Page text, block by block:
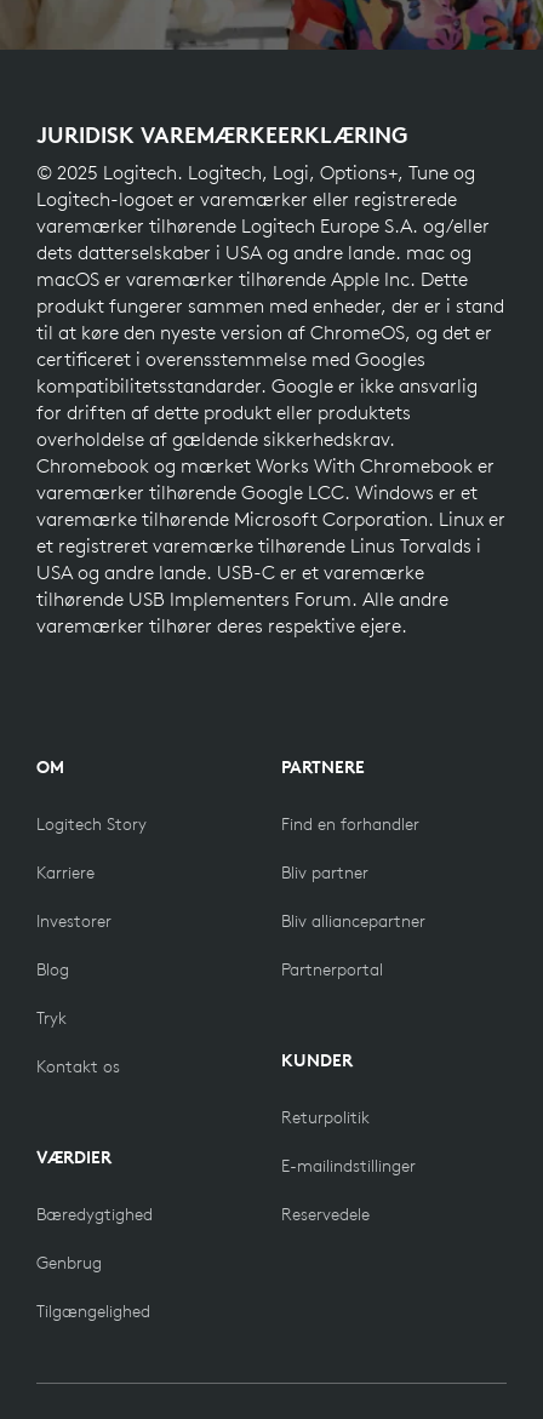
JURIDISK VAREMÆRKEERKLÆRING
© 2025 Logitech. Logitech, Logi, Options+, Tune og
Logitech-logoet er varemærker eller registrerede
varemærker tilhørende Logitech Europe S.A. og/eller
dets datterselskaber i USA og andre lande. mac og
macOS er varemærker tilhørende Apple Inc. Dette
produkt fungerer sammen med enheder, der er i stand
til at køre den nyeste version af ChromeOS, og det er
certificeret i overensstemmelse med Googles
kompatibilitetsstandarder. Google er ikke ansvarlig
for driften af dette produkt eller produktets
overholdelse af gældende sikkerhedskrav.
Chromebook og mærket Works With Chromebook er
varemærker tilhørende Google LCC. Windows er et
varemærke tilhørende Microsoft Corporation. Linux er
et registreret varemærke tilhørende Linus Torvalds i
USA og andre lande. USB-C er et varemærke
tilhørende USB Implementers Forum. Alle andre
varemærker tilhører deres respektive ejere.
OM
Logitech Story
Karriere
Investorer
Blog
Tryk
Kontakt os
VÆRDIER
Bæredygtighed
Genbrug
Tilgængelighed
PARTNERE
Find en forhandler
Bliv partner
Bliv alliancepartner
Partnerportal
KUNDER
Returpolitik
E-mailindstillinger
Reservedele